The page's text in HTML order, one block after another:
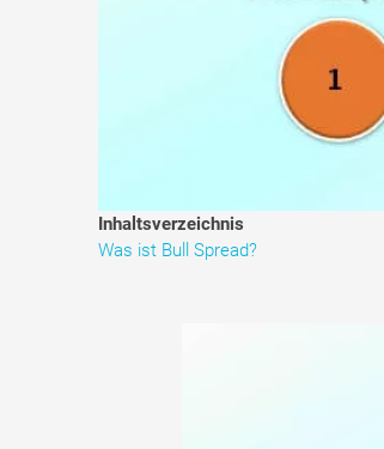
Inhaltsverzeichnis
Was ist Bull Spread?